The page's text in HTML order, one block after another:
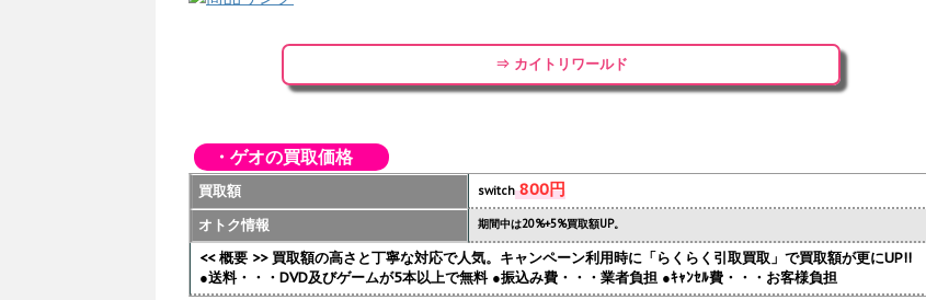
⇒ カイトリワールド
・ゲオの買取価格
買取額 switch800円
オトク情報 期間中は20%+5%買取額UP。
<< 概要 >> 買取額の高さと丁寧な対応で人気。キャンペーン利用時に「らくらく引取買取」で買取額が更にUP!!
●送料・・・DVD及びゲームが5本以上で無料 ●振込み費・・・業者負担 ●ｷｬﾝｾﾙ費・・・お客様負担